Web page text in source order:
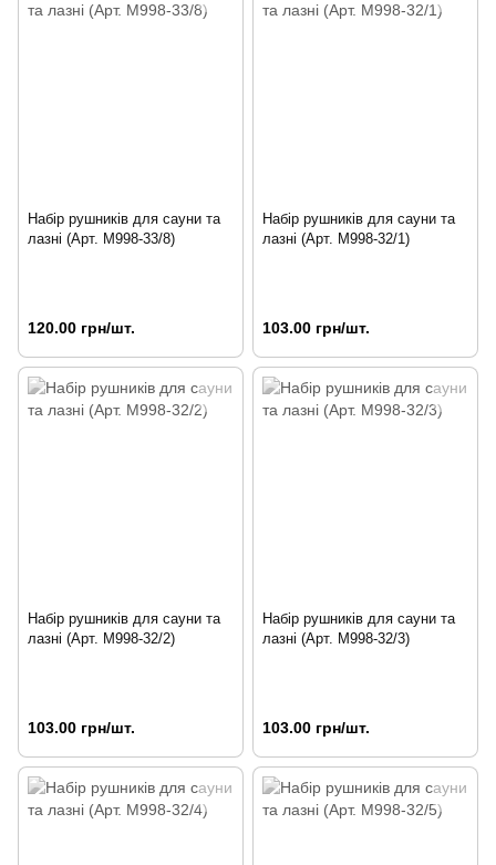
Набір рушників для сауни та
лазні (Арт. M998-33/8)
120.00 грн/шт.
Набір рушників для сауни та
лазні (Арт. M998-32/1)
103.00 грн/шт.
Набір рушників для сауни та
лазні (Арт. M998-32/2)
103.00 грн/шт.
Набір рушників для сауни та
лазні (Арт. M998-32/3)
103.00 грн/шт.